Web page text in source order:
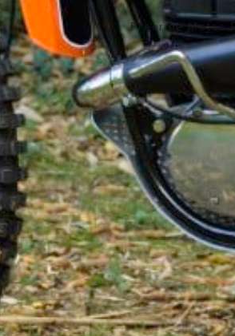
Freeride Motos